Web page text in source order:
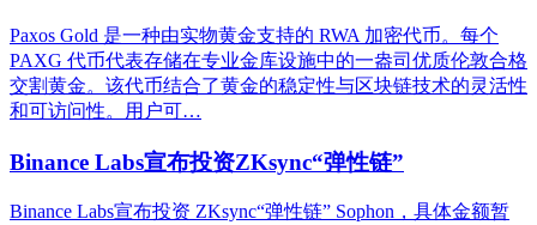
Paxos Gold 是一种由实物黄金支持的 RWA 加密代币。每个
PAXG 代币代表存储在专业金库设施中的一盎司优质伦敦合格
交割黄金。该代币结合了黄金的稳定性与区块链技术的灵活性
和可访问性。用户可…
Binance Labs宣布投资ZKsync“弹性链”
Binance Labs宣布投资 ZKsync“弹性链” Sophon，具体金额暂